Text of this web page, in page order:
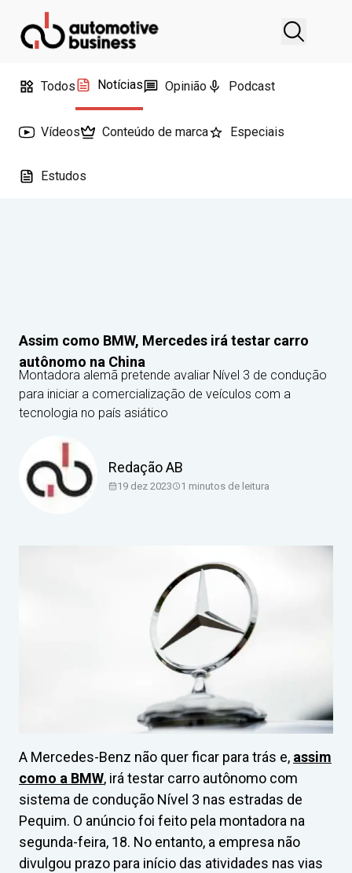
Todos Notícias Opinião Podcast
Vídeos Conteúdo de marca Especiais
Estudos
Assim como BMW, Mercedes irá testar carro
autônomo na China
Montadora alemã pretende avaliar Nível 3 de condução
para iniciar a comercialização de veículos com a
tecnologia no país asiático
Redação AB
19 dez 2023 1 minutos de leitura
A Mercedes-Benz não quer ficar para trás e, assim
como a BMW, irá testar carro autônomo com
sistema de condução Nível 3 nas estradas de
Pequim. O anúncio foi feito pela montadora na
segunda-feira, 18. No entanto, a empresa não
divulgou prazo para início das atividades nas vias